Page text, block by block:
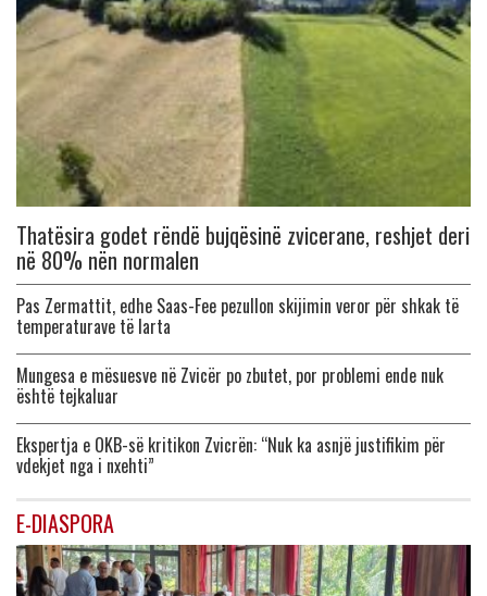
Thatësira godet rëndë bujqësinë zvicerane, reshjet deri
në 80% nën normalen
Pas Zermattit, edhe Saas-Fee pezullon skijimin veror për shkak të
temperaturave të larta
Mungesa e mësuesve në Zvicër po zbutet, por problemi ende nuk
është tejkaluar
Ekspertja e OKB-së kritikon Zvicrën: “Nuk ka asnjë justifikim për
vdekjet nga i nxehti”
E-DIASPORA